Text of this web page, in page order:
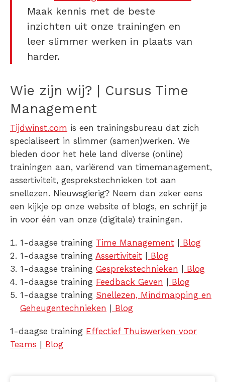
Maak kennis met de beste
inzichten uit onze trainingen en
leer slimmer werken in plaats van
harder.
Wie zijn wij? | Cursus Time
Management
Tijdwinst.com is een trainingsbureau dat zich
specialiseert in slimmer (samen)werken. We
bieden door het hele land diverse (online)
trainingen aan, variërend van timemanagement,
assertiviteit, gesprekstechnieken tot aan
snellezen. Nieuwsgierig? Neem dan zeker eens
een kijkje op onze website of blogs, en schrijf je
in voor één van onze (digitale) trainingen.
1-daagse training Time Management | Blog
1-daagse training Assertiviteit | Blog
1-daagse training Gesprekstechnieken | Blog
1-daagse training Feedback Geven | Blog
1-daagse training Snellezen, Mindmapping en
Geheugentechnieken | Blog
1-daagse training Effectief Thuiswerken voor
Teams | Blog